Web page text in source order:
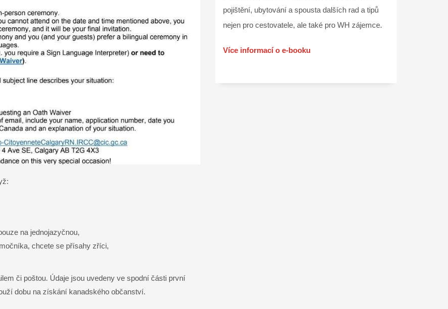
na jednojazyčnou,
chcete se přísahy zříci,
či poštou. Údaje jsou uvedeny ve spodní části první
dobu na získání kanadského občanství.
pojištění, ubytování a spousta dalších rad a tipů
nejen pro cestovatele, ale také pro WH zájemce.
Více informací o e-booku